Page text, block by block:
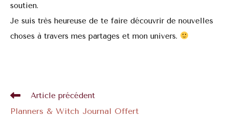
soutien.
Je suis très heureuse de te faire découvrir de nouvelles
choses à travers mes partages et mon univers.
Article précédent
Planners & Witch Journal Offert